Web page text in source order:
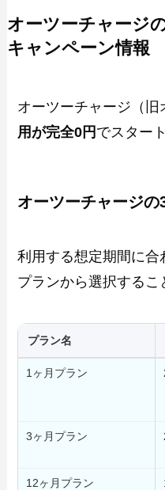
オーツーチャージ
キャンペーン情報
オーツーチャージ（
用が完全0円 でスター
オーツーチャージ
利用する想定期間に
プランから選択するこ
プラン名
1ヶ月プラン
3ヶ月プラン
12ヶ月プラン